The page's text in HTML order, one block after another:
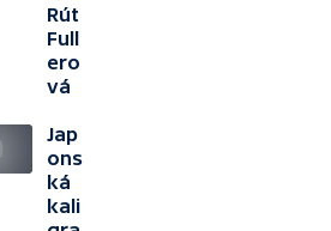
Rút
Full
ero
vá
Jap
ons
ká
kali